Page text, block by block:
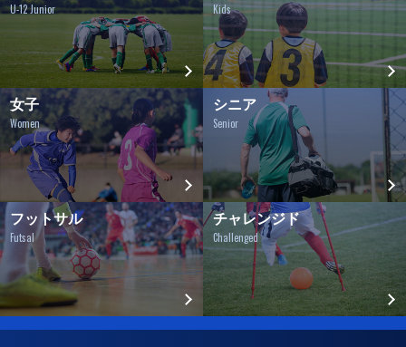
U-12 Junior Kids
女子
Women
シニア
Senior
フットサル
Futsal
チャレンジド
Challenged